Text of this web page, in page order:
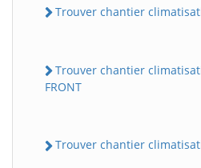
Trouver chantier
Trouver chantier
FRONT
Trouver chantier